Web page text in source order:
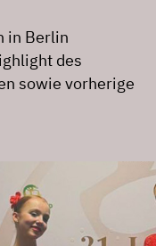
in Berlin
des
sowie vorherige